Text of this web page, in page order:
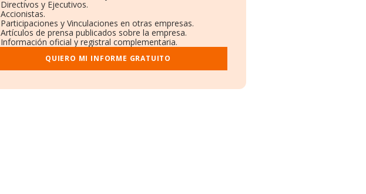
Directivos y Ejecutivos.
Accionistas.
Participaciones y Vinculaciones en otras empresas.
Artículos de prensa publicados sobre la empresa.
Información oficial y registral complementaria.
QUIERO MI INFORME GRATUITO